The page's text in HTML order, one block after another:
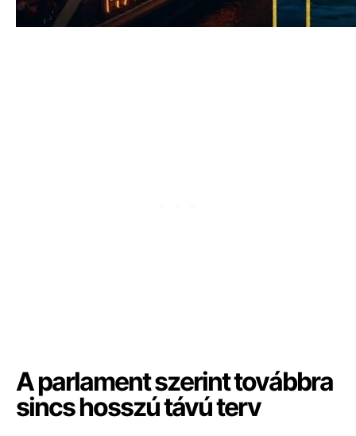
A parlament szerint továbbra
sincs hosszú távú terv